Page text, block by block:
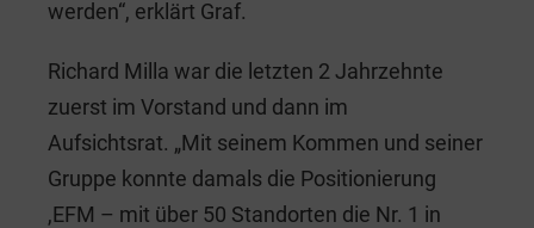
werden“, erklärt Graf.
Richard Milla war die letzten 2 Jahrzehnte
zuerst im Vorstand und dann im
Aufsichtsrat. „Mit seinem Kommen und seiner
Gruppe konnte damals die Positionierung
,EFM – mit über 50 Standorten die Nr. 1 in